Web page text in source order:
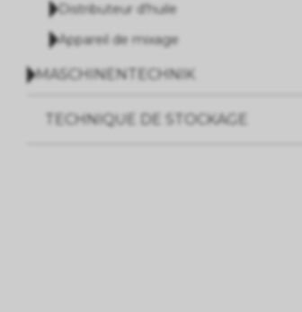
Distributeur d'huile
Appareil de mixage
MASCHINENTECHNIK
TECHNIQUE DE STOCKAGE